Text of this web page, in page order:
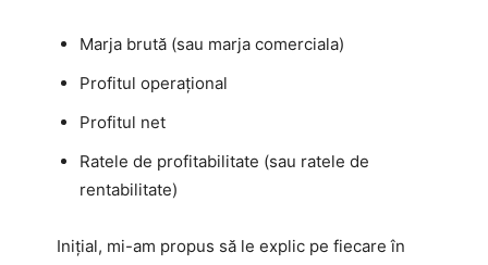
Marja brută (sau marja comerciala)
Profitul operațional
Profitul net
Ratele de profitabilitate (sau ratele de
rentabilitate)
Inițial, mi-am propus să le explic pe fiecare în